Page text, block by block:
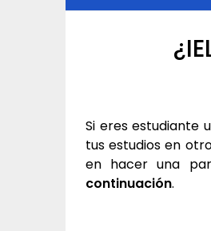
Si eres estudiante
tus estudios en
en hacer una
continuación.